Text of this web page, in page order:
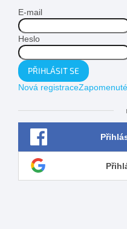
E-mail
Heslo
PŘIHLÁSIT SE
Nová registrace